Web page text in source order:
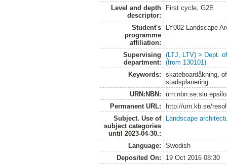
Level and depth
descriptor:
First cycle, G2E
Student's
programme
affiliation:
LY002 Landscape
Supervising
department:
(LTJ, LTV) > Dept.
(from 130101)
Keywords:
skateboardåkning,
stadsplanering
URN:NBN:
Permanent URL:
http://urn.kb.se/
Subject. Use of
subject categories
until 2023-04-30.:
Landscape
Language:
Swedish
Deposited On:
19 Oct 2016 08:30